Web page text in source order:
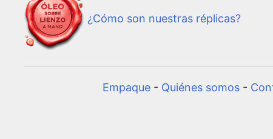
¿Cómo son nuestras réplicas?
Empaque - Quiénes somos -